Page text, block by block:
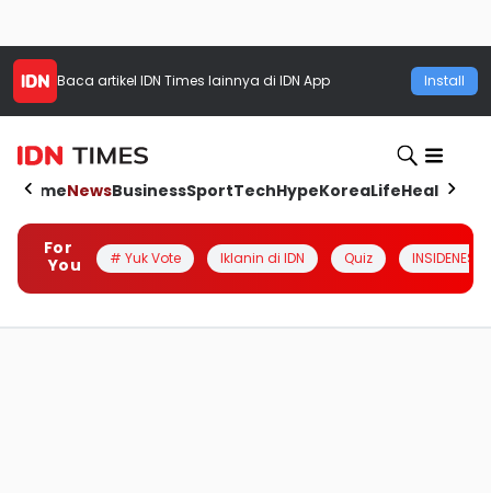
Baca artikel IDN Times lainnya di IDN App Install
HomeNewsBusinessSportTechHypeKoreaLifeHealth
For
You
# Yuk Vote Iklanin di IDN Quiz INSIDENESIA